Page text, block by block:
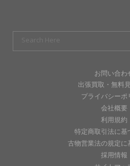
お問い合わ
出張買取・無料
プライバシーポ
会社概要
利用規約
特定商取引法に基
古物営業法の規定に
採用情報